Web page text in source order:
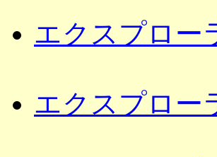
エクスプロー
エクスプロー